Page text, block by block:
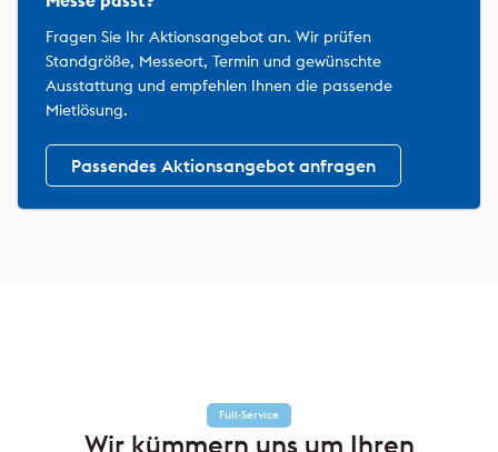
Fragen Sie Ihr Aktionsangebot an. Wir prüfen
Standgröße, Messeort, Termin und gewünschte
Ausstattung und empfehlen Ihnen die passende
Mietlösung.
Passendes Aktionsangebot anfragen
Full-Service
Wir kümmern uns um Ihren